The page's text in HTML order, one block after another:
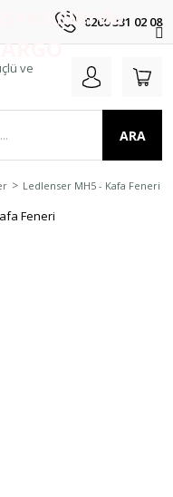
0266 331 02 08
ARA
Ledlenser MH5 - Kafa Feneri